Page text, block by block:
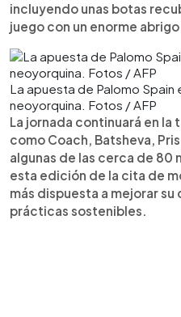
incluyendo unas botas
juego con un enorme
La apuesta de Palomo Spain
neoyorquina. Fotos / AFP
La jornada continuará en la
como Coach, Batsheva,
algunas de las cerca de 80
esta edición de la cita de
más dispuesta a mejorar
prácticas sostenibles.